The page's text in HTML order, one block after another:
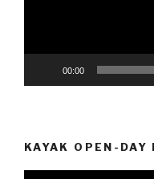
00:00
KAYAK OPEN-DAY